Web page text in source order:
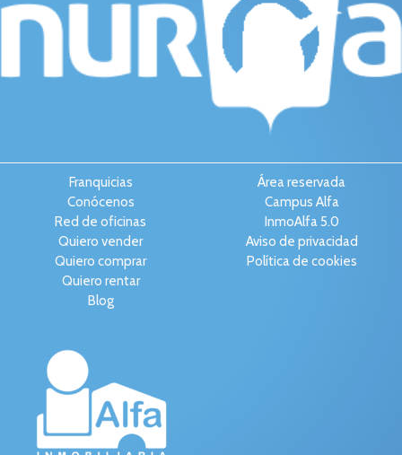
Franquicias
Conócenos
Red de oficinas
Quiero vender
Quiero comprar
Quiero rentar
Blog
Área reservada
Campus Alfa
InmoAlfa 5.0
Aviso de privacidad
Política de cookies